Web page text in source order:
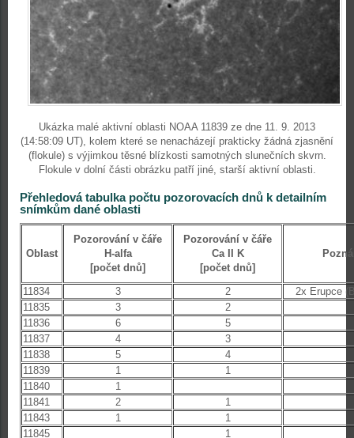
Ukázka malé aktivní oblasti NOAA 11839 ze dne 11. 9. 2013
(14:58:09 UT), kolem které se nenacházejí prakticky žádná zjasnění
(flokule) s výjimkou těsné blízkosti samotných slunečních skvrn.
Flokule v dolní části obrázku patří jiné, starší aktivní oblasti.
Přehledová tabulka počtu pozorovacích dnů k detailním
snímkům dané oblasti
Oblast
Pozorování v čáře
H-alfa
[počet dnů]
Pozorování v čáře
Ca II K
[počet dnů]
11834 3 2
2x Erupce
11835
3
2
11836
6
5
11837
4
3
11838
5
4
11839
1
1
11840
1
11841
2
1
11843
1
1
11845
1